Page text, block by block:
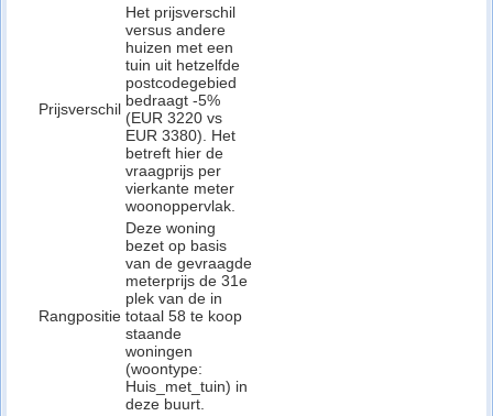
Prijsverschil
Het prijsverschil
versus andere
huizen met een
tuin uit hetzelfde
postcodegebied
bedraagt -5%
(EUR 3220 vs
EUR 3380). Het
betreft hier de
vraagprijs per
vierkante meter
woonoppervlak.
Rangpositie
Deze woning
bezet op basis
van de gevraagde
meterprijs de 31e
plek van de in
totaal 58 te koop
staande
woningen
(woontype:
Huis_met_tuin) in
deze buurt.